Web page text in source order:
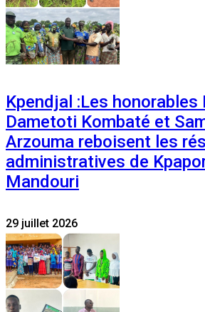
Kpendjal :Les honorables
Dametoti Kombaté et
Arzouma reboisent les
administratives de
Mandouri
29 juillet 2026